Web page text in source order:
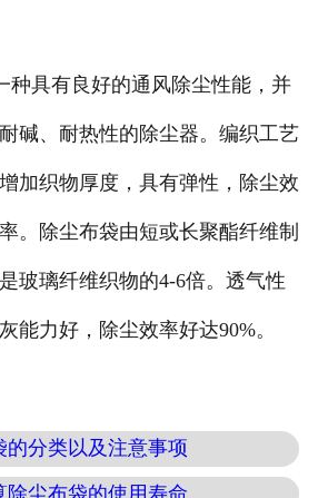
种具有良好的通风除尘性能，并
碱、耐热性的除尘器。编织工艺
加织物厚度，具有弹性，除尘效
。除尘布袋由短或长聚酯纤维制
玻璃纤维织物的4-6倍。透气性
能力好，除尘效率好达90%。
的分类以及注意事项
除尘布袋的使用寿命